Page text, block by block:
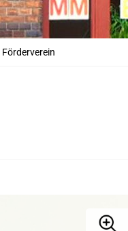
Förderverein